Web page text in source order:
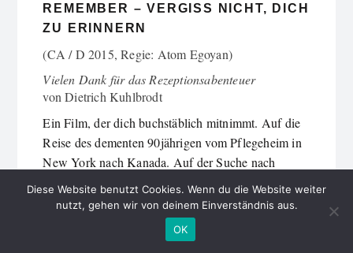
REMEMBER – VERGISS NICHT, DICH
ZU ERINNERN
(CA / D 2015, Regie: Atom Egoyan)
Vielen Dank für das Rezeptionsabenteuer
vonDietrich Kuhlbrodt
Ein Film, der dich buchstäblich mitnimmt. Auf die
Reise des dementen 90jährigen vom Pflegeheim in
New York nach Kanada. Auf der Suche nach
untergetauchten Auschwitzmördern, gleichaltrigen.
Erinnern kann der alte …
Diese Website benutzt Cookies. Wenn du die Website weiter
nutzt, gehen wir von deinem Einverständnis aus.
OK